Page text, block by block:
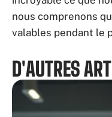
nous comprenons
valables pendant le
D'AUTRES